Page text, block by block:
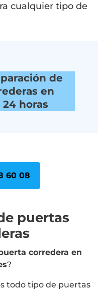
cualquier tipo de
de
en
24 horas
60 08
puertas
corredera en
?
todo tipo de puertas